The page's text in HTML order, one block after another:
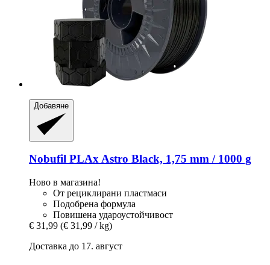
Добавяне
Nobufil PLAx Astro Black, 1,75 mm / 1000 g
Ново в магазина!
От рециклирани пластмаси
Подобрена формула
Повишена удароустойчивост
€ 31,99 (€ 31,99 / kg)
Доставка до 17. август